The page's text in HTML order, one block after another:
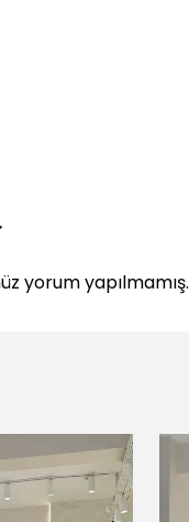
yorum yapılmamış.